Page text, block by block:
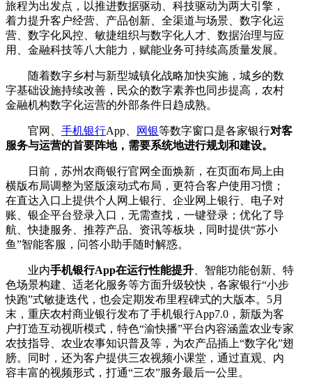
旅程为出发点，以推进数据驱动、科技驱动为两大引擎，
着力提升客户经营、产品创新、全渠道与场景、数字化运
营、数字化风控、敏捷组织与数字化人才、数据治理与应
用、金融科技等八大能力，赋能业务可持续高质量发展。
随着数字乡村与新型城镇化战略加快实施，城乡的数
字基础设施持续改善，民众的数字素养也同步提高，农村
金融机构数字化运营的外部条件日趋成熟。
官网、 手机银行App、 网银等数字窗口是各家银行对客
服务与运营的首要阵地，需要系统地进行规划和建设。
日前，苏州农商银行官网全面焕新，在页面布局上由
横版布局调整为竖版滚动式布局，更符合客户使用习惯；
在直达入口上提供个人网上银行、企业网上银行、电子对
账、银企平台登录入口，无需查找，一键登录；优化了导
航、快捷服务、推荐产品、资讯等板块，同时提供“苏小
鱼”智能客服，问答小助手随时解惑。
业内手机银行App在运行性能提升 、智能功能创新、特
色场景构建、适老化服务等方面升级较快，各家银行“小步
快跑”式敏捷迭代，也会定期发布里程碑式的大版本。5月
末，重庆农村商业银行发布了手机银行App7.0，新版为客
户打造互动视听模式，特色“渝快播”平台内容涵盖农业专家
农技指导、农业农事知识普及等，为农产品插上“数字化”翅
膀。同时，还为客户提供三农视频小课堂，通过直观、内
容丰富的视频形式，打通“三农”服务最后一公里。